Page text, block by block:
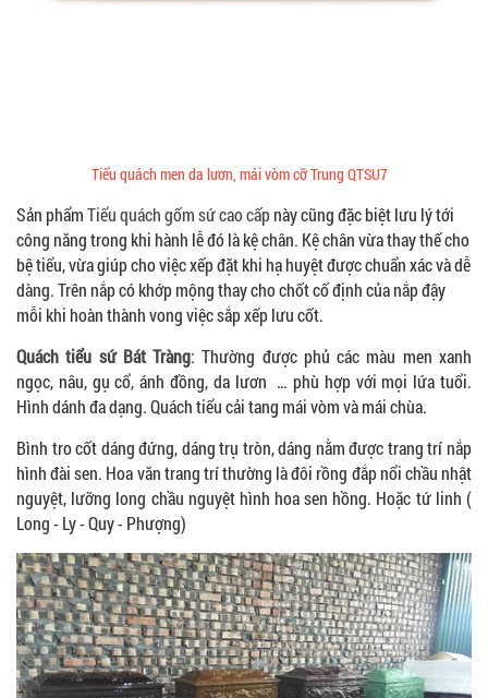
Tiểu quách men da lươn, mái vòm cỡ Trung QTSU7
Sản phẩmTiểu quách gốm sứ cao cấpnày cũng đặc biệt lưu lý tới
công năng trong khi hành lễ đó là kệ chân. Kệ chân vừa thay thế cho
bệ tiểu, vừa giúp cho việc xếp đặt khi hạ huyệt được chuẩn xác và dễ
dàng. Trên nắp có khớp mộng thay cho chốt cố định của nắp đậy
mỗi khi hoàn thành vong việc sắp xếp lưu cốt.
Quách tiểu sứ Bát Tràng: Thường được phủ các màu men xanh
ngọc, nâu, gụ cổ, ánh đồng, da lươn … phù hợp với mọi lứa tuổi.
Hình dánh đa dạng. Quách tiểu cải tang mái vòm và mái chùa.
Bình tro cốt dáng đứng, dáng trụ tròn, dáng nằm được trang trí nắp
hình đài sen. Hoa văn trang trí thường là đôi rồng đắp nổi chầu nhật
nguyệt, lưỡng long chầu nguyệt hình hoa sen hồng. Hoặc tứ linh (
Long - Ly - Quy - Phượng)